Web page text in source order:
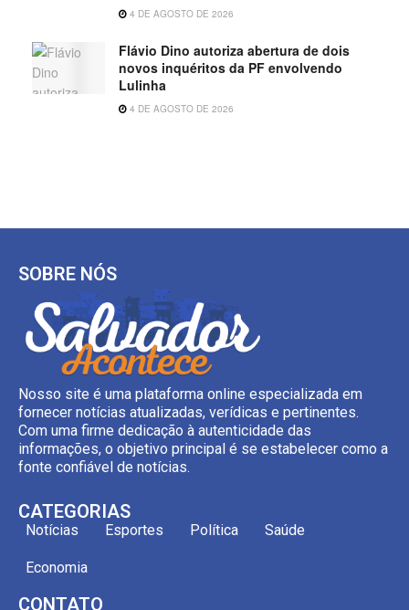
4 DE AGOSTO DE 2026
Flávio Dino autoriza abertura de dois
novos inquéritos da PF envolvendo
Lulinha
4 DE AGOSTO DE 2026
SOBRE NÓS
Nosso site é uma plataforma online especializada em
fornecer notícias atualizadas, verídicas e pertinentes.
Com uma firme dedicação à autenticidade das
informações, o objetivo principal é se estabelecer como a
fonte confiável de notícias.
CATEGORIAS
Notícias Esportes Política Saúde
Economia
CONTATO